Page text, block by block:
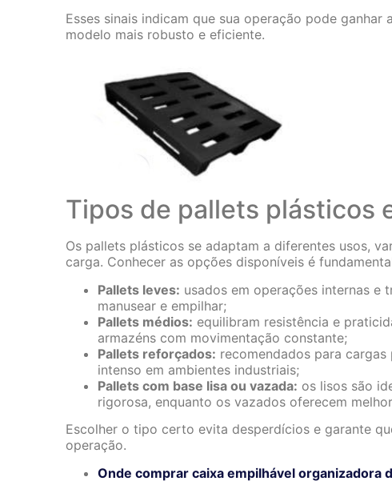
Esses sinais indicam que sua operação pode
modelo mais robusto e eficiente.
Tipos de pallets plásticos
Os pallets plásticos se adaptam a diferentes usos,
carga. Conhecer as opções disponíveis é
Pallets leves: usados em operações internas e
manusear e empilhar;
Pallets médios: equilibram resistência e
armazéns com movimentação constante;
Pallets reforçados: recomendados para
intenso em ambientes industriais;
Pallets com base lisa ou vazada: os lisos são
rigorosa, enquanto os vazados oferecem
Escolher o tipo certo evita desperdícios e garante
operação.
Onde comprar caixa empilhável organizadora